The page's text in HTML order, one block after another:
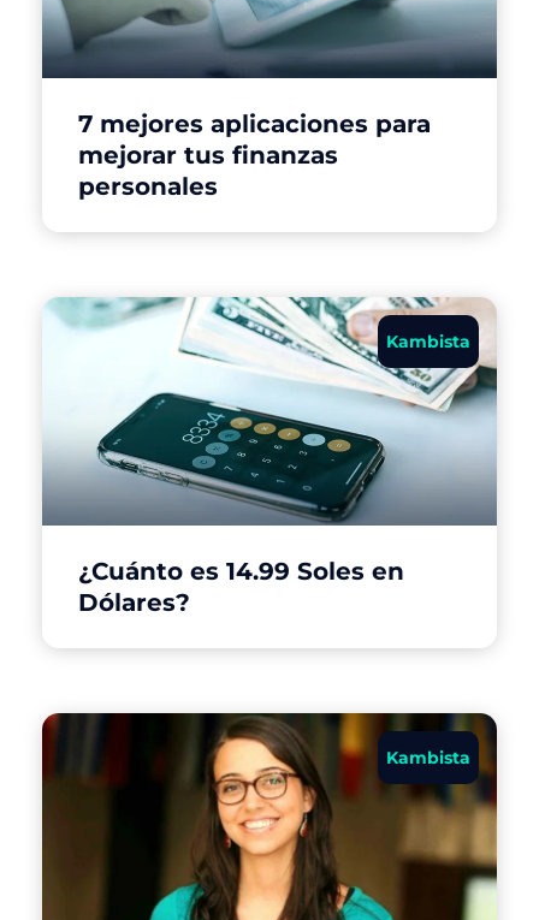
7 mejores aplicaciones para
mejorar tus finanzas
personales
Kambista
¿Cuánto es 14.99 Soles en
Dólares?
Kambista